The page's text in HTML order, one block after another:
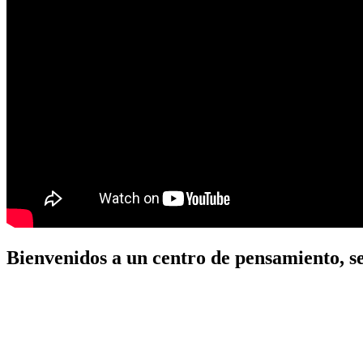
Bienvenidos a un centro de pensamiento,